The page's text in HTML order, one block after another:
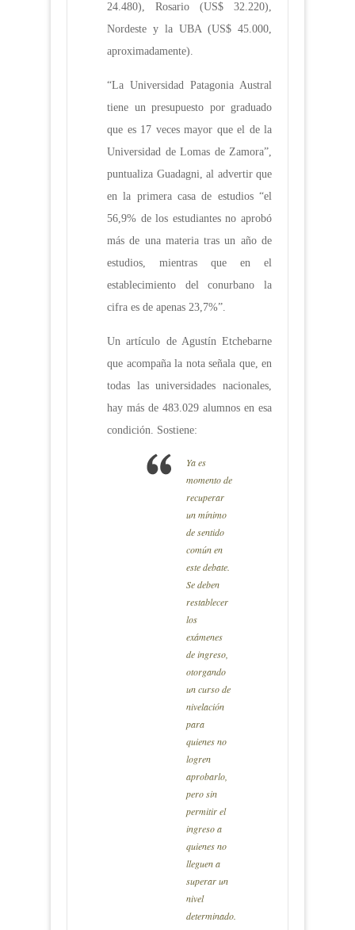
24.480), Rosario (US$ 32.220),
Nordeste y la UBA (US$ 45.000,
aproximadamente).
“La Universidad Patagonia Austral
tiene un presupuesto por graduado
que es 17 veces mayor que el de la
Universidad de Lomas de Zamora”,
puntualiza Guadagni, al advertir que
en la primera casa de estudios “el
56,9% de los estudiantes no aprobó
más de una materia tras un año de
estudios, mientras que en el
establecimiento del conurbano la
cifra es de apenas 23,7%”.
Un artículo de Agustín Etchebarne
que acompaña la nota señala que, en
todas las universidades nacionales,
hay más de 483.029 alumnos en esa
condición. Sostiene:
Ya es
momento de
recuperar
un mínimo
de sentido
común en
este debate.
Se deben
restablecer
los
exámenes
de ingreso,
otorgando
un curso de
nivelación
para
quienes no
logren
aprobarlo,
pero sin
permitir el
ingreso a
quienes no
lleguen a
superar un
nivel
determinado.